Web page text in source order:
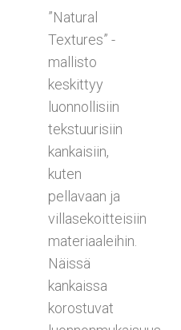
”Natural
Textures” -
mallisto
keskittyy
luonnollisiin
tekstuurisiin
kankaisiin,
kuten
pellavaan ja
villasekoitteisiin
materiaaleihin.
Näissä
kankaissa
korostuvat